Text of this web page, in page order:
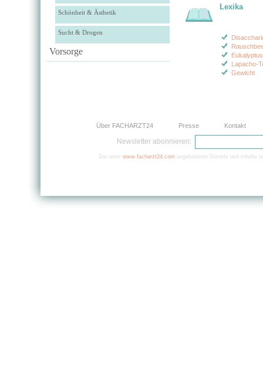
Schönheit & Ästhetik
Sucht & Drogen
Vorsorge
Lexika
Lapacho-
Gewicht
Über FACHARZT24 Presse Kontakt
Newsletter abonnieren:
Die unter www.facharzt24.com angebotenen Dienste und Inhalte